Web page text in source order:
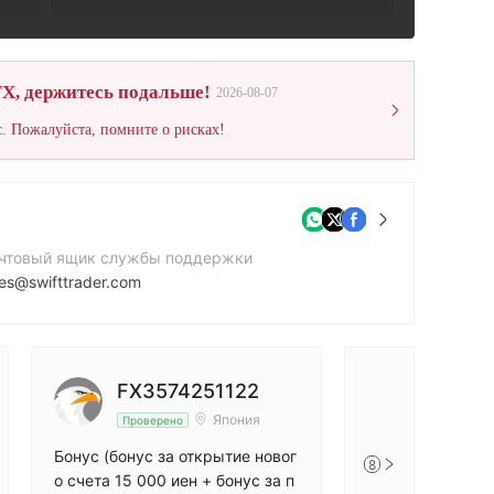
держитесь подальше! 2026-08-07
Пожалуйста, помните о рисках!
ящик службы поддержки
компании
3 Spring St, Sydney, NSW, 2000 Australia
FX3574251122
Проверено Япония
Бонус (бонус за открытие новог
о счета 15 000 иен + бонус за п
Бонус 150% за
8